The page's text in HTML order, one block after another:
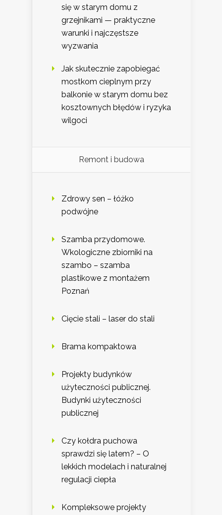
się w starym domu z
grzejnikami — praktyczne
warunki i najczęstsze
wyzwania
Jak skutecznie zapobiegać
mostkom cieplnym przy
balkonie w starym domu bez
kosztownych błędów i ryzyka
wilgoci
Remont i budowa
Zdrowy sen – łóżko
podwójne
Szamba przydomowe.
Wkologiczne zbiorniki na
szambo – szamba
plastikowe z montażem
Poznań
Cięcie stali – laser do stali
Brama kompaktowa
Projekty budynków
użyteczności publicznej.
Budynki użyteczności
publicznej
Czy kołdra puchowa
sprawdzi się latem? – O
lekkich modelach i naturalnej
regulacji ciepła
Kompleksowe projekty